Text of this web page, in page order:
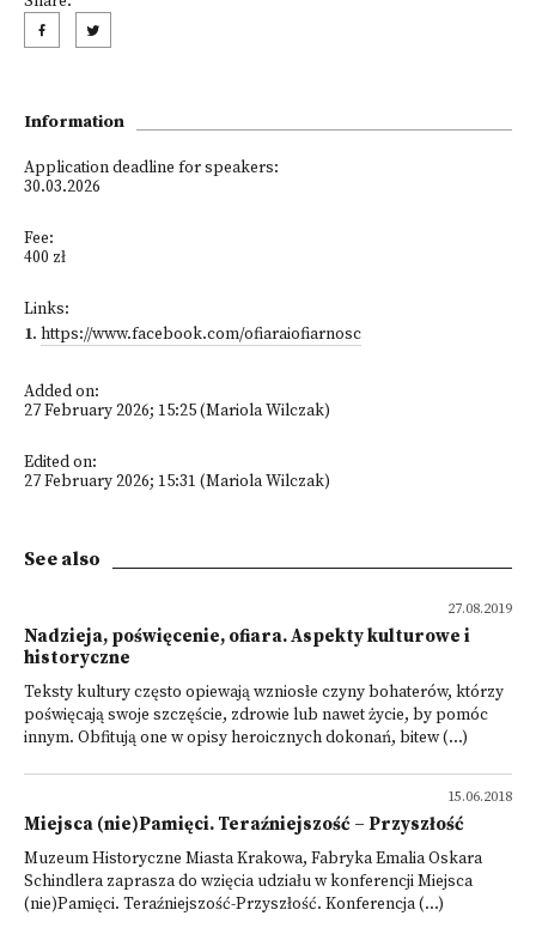
Information
Application deadline for speakers:
30.03.2026
Fee:
400 zł
Links:
1. https://www.facebook.com/ofiaraiofiarnosc
Added on:
27 February 2026; 15:25 (Mariola Wilczak)
Edited on:
27 February 2026; 15:31 (Mariola Wilczak)
See also
27.08.2019
Nadzieja, poświęcenie, ofiara. Aspekty kulturowe i
historyczne
Teksty kultury często opiewają wzniosłe czyny bohaterów, którzy
poświęcają swoje szczęście, zdrowie lub nawet życie, by pomóc
innym. Obfitują one w opisy heroicznych dokonań, bitew (...)
15.06.2018
Miejsca (nie)Pamięci. Teraźniejszość – Przyszłość
Muzeum Historyczne Miasta Krakowa, Fabryka Emalia Oskara
Schindlera zaprasza do wzięcia udziału w konferencji Miejsca
(nie)Pamięci. Teraźniejszość-Przyszłość. Konferencja (...)